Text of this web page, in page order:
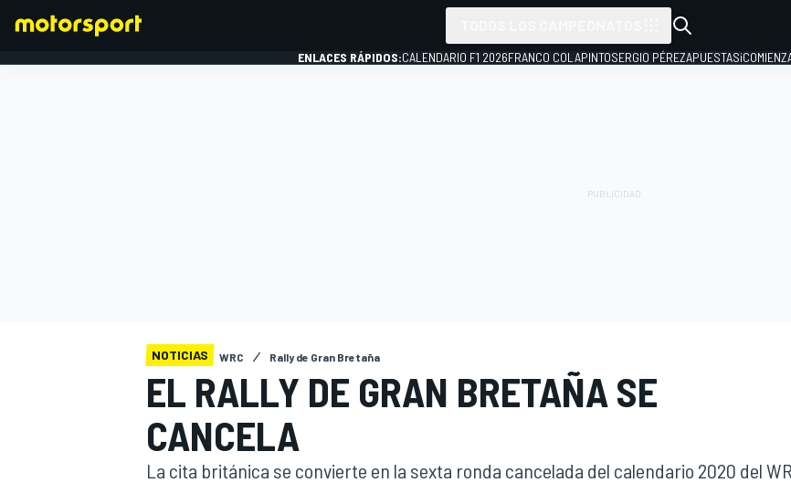
INDYCAR
ENLACES RÁPIDOS:CALENDARIO F1 2026FRANCO COLAPINTOSERGIO PÉREZAPUESTAS
NOTICIAS WRC Rally de Gran Bretaña
EL RALLY DE GRAN BRETAÑA SE
CANCELA
La cita británica se convierte en la sexta ronda cancelada del calendario 2020 del